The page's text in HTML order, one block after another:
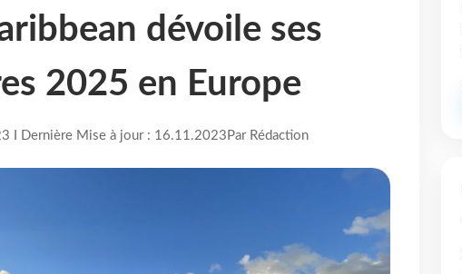
dévoile ses
2025 en Europe
I Dernière Mise à jour : 16.11.2023 Par Rédaction